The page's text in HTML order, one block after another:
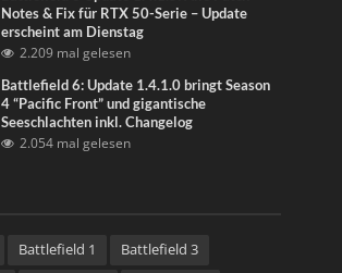
Notes & Fix für RTX 50-Serie – Update
erscheint am Dienstag
2.209 mal gelesen
Battlefield 6: Update 1.4.1.0 bringt Season
4 “Pacific Front” und gigantische
Seeschlachten inkl. Changelog
2.054 mal gelesen
Battlefield 1
Battlefield 3